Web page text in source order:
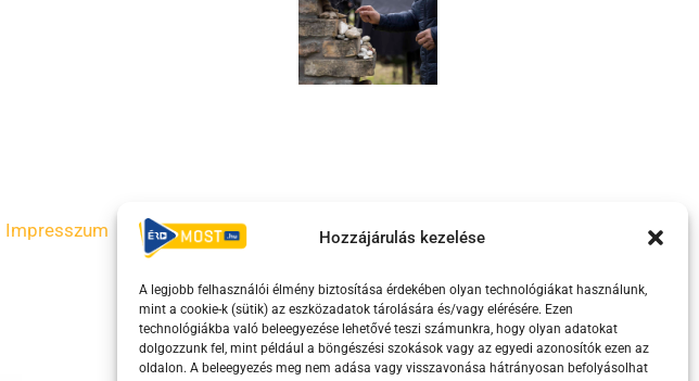
Hozzájárulás kezelése
A legjobb felhasználói élmény biztosítása érdekében olyan technológiákat használunk,
mint a cookie-k (sütik) az eszközadatok tárolására és/vagy elérésére. Ezen
technológiákba való beleegyezése lehetővé teszi számunkra, hogy olyan adatokat
dolgozzunk fel, mint például a böngészési szokások vagy az egyedi azonosítók ezen az
oldalon. A beleegyezés meg nem adása vagy visszavonása hátrányosan befolyásolhat
Impresszum ÁSZF Irányelvek Moderálási szabályzat